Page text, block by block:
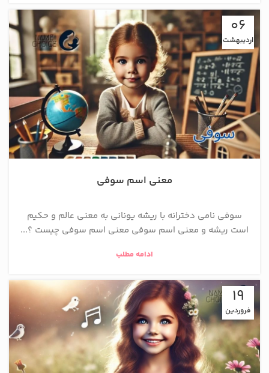
06
اردیبهشت
معنی اسم سوفی
سوفی نامی دخترانه با ریشه یونانی به معنی عالم و حکیم
است ریشه و معنی اسم سوفی معنی اسم سوفی چیست ؟...
ادامه مطلب
19
فروردین